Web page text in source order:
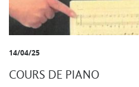
14/04/25
COURS DE PIANO